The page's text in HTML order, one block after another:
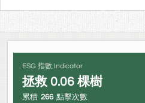
ESG 指數 Indicator
拯救 0.06 棵樹
累積 266 點擊次數